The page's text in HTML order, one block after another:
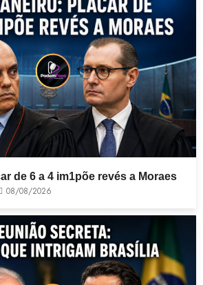
de 6 a 4 im1põe revés a Moraes
08/08/2026